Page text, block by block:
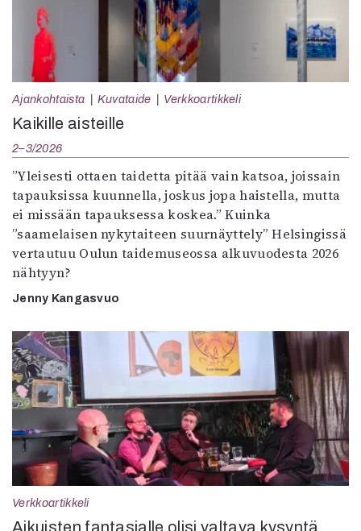
Ajankohtaista Kuvataide Verkkoartikkeli
Kaikille aisteille
2–3/2026
”Yleisesti ottaen taidetta pitää vain katsoa, joissain
tapauksissa kuunnella, joskus jopa haistella, mutta
ei missään tapauksessa koskea.” Kuinka
”saamelaisen nykytaiteen suurnäyttely” Helsingissä
vertautuu Oulun taidemuseossa alkuvuodesta 2026
nähtyyn?
Jenny Kangasvuo
Verkkoartikkeli
Aikuisten fantasialle olisi valtava kysyntä